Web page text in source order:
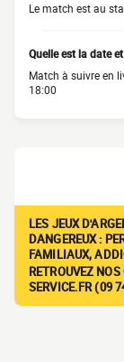
Le match est au
Quelle est la date
Match à suivre en
18:00
LES JEUX
DANGEREUX :
FAMILIAUX,
RETROUVEZ
SERVICE.FR (09